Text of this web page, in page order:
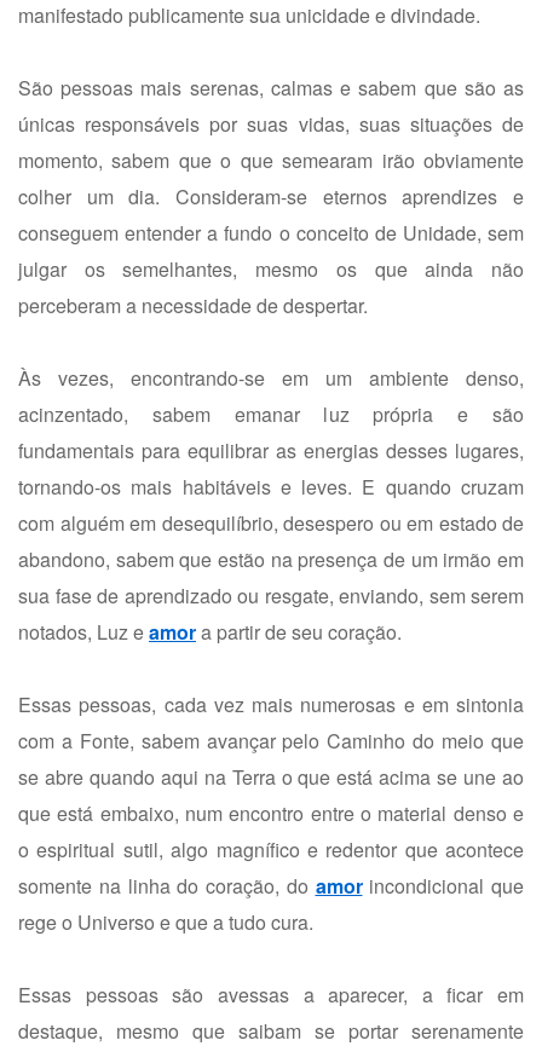
manifestado publicamente sua unicidade e divindade.
São pessoas mais serenas, calmas e sabem que são as
únicas responsáveis por suas vidas, suas situações de
momento, sabem que o que semearam irão obviamente
colher um dia. Consideram-se eternos aprendizes e
conseguem entender a fundo o conceito de Unidade, sem
julgar os semelhantes, mesmo os que ainda não
perceberam a necessidade de despertar.
Às vezes, encontrando-se em um ambiente denso,
acinzentado, sabem emanar luz própria e são
fundamentais para equilibrar as energias desses lugares,
tornando-os mais habitáveis e leves. E quando cruzam
com alguém em desequilíbrio, desespero ou em estado de
abandono, sabem que estão na presença de um irmão em
sua fase de aprendizado ou resgate, enviando, sem serem
notados, Luz eamora partir de seu coração.
Essas pessoas, cada vez mais numerosas e em sintonia
com a Fonte, sabem avançar pelo Caminho do meio que
se abre quando aqui na Terra o que está acima se une ao
que está embaixo, num encontro entre o material denso e
o espiritual sutil, algo magnífico e redentor que acontece
somente na linha do coração, do amorincondicional que
rege o Universo e que a tudo cura.
Essas pessoas são avessas a aparecer, a ficar em
destaque, mesmo que saibam se portar serenamente